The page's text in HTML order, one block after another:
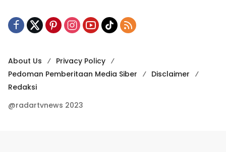
About Us
Privacy Policy
Pedoman Pemberitaan Media Siber
Disclaimer
Redaksi
@radartvnews 2023